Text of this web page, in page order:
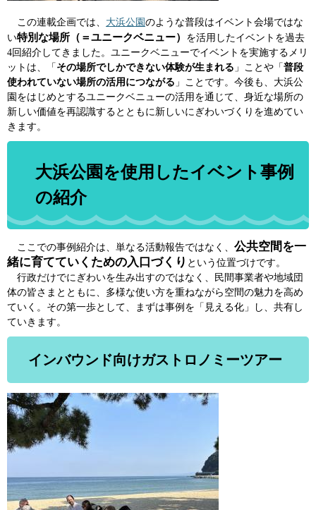
この連載企画では、 大浜公園のような普段はイベント会場ではな
い特別な場所（＝ユニークベニュー）
を活用したイベントを過去
4回紹介してきました。ユニークベニューでイベントを実施するメリ
ットは、「 その場所でしかできない体験が生まれる 」ことや「 普段
使われていない場所の活用につながる 」ことです。今後も、大浜公
園をはじめとするユニークベニューの活用を通じて、身近な場所の
新しい価値を再認識するとともに新しいにぎわいづくりを進めてい
きます。
大浜公園を使用したイベント事例
の紹介
ここでの事例紹介は、単なる活動報告ではなく、 公共空間を一
緒に育てていくための入口づくり という位置づけです。
行政だけでにぎわいを生み出すのではなく、民間事業者や地域団
体の皆さまとともに、多様な使い方を重ねながら空間の魅力を高め
ていく。その第一歩として、まずは事例を「見える化」し、共有し
ていきます。
インバウンド向けガストロノミーツアー​​